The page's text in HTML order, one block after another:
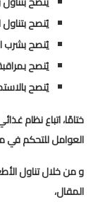
يُنصح
يُنصح بشرب
يُنصح
يُنصح
ختامًا، اتباع نظام
العوامل للتحكم
و من خلال تناول
المقال،